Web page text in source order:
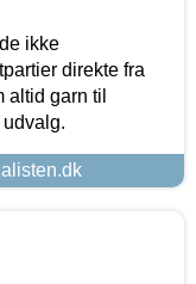
ikke
direkte fra
altid garn til